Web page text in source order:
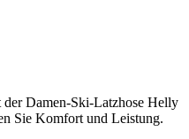
Damen-Ski-Latzhose Helly
Sie Komfort und Leistung.